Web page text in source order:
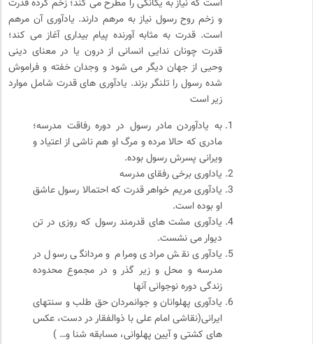
است که نیاز به یگانگی را مطرح می کند؛ زخم گرده قدرت
و زخم روح رسول نیاز به مرهم دارند. یادآوری آن مرهم
است. قدرت به مثابه آورنده پیام بیداری آغاز می کند؛
قدرت چونان ندایی انسانی از درون یا در معنای دینی
وحیی از جهان دیگر می شود و وجدان خفته و فراموش
شده رسول را تلنگر بزند. یادآوری های قدرت شامل موارد
زیر است
به یادآوردن مادر رسول در دوره رفاقت مدرسه؛
مادری که حالا مرده و مرگ او هم ناشی از اعتیاد و
ویرانی پسرش رسول بوده.
یاداوری برخی رفقای مدرسه
یادآوری مریم خواهر قدرت که احتمالا رسول عاشق
او بوده است.
یادآوری مشت های قدرمند رسول که روزی در تن
دیوار می نشست.
یادآوری نقش مرادی ومرام و مردانگی رسول در
مدرسه و محل و زیر گذر و در مجموع محدوده
زندگی دوره نوجوانی آنها
یادآوری پهلوانان و جوانمردان حق طلب و سنتهای
ایرانی(نقاشی امام علی با ذوالفقار در دست، عکس
های کشتی و آیین پهلوانی، مسابقه شنا و… )